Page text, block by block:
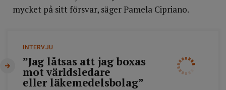
mycket på sitt försvar, säger Pamela Cipriano.
INTERVJU
”Jag låtsas att jag boxas
mot världsledare
eller läkemedelsbolag”